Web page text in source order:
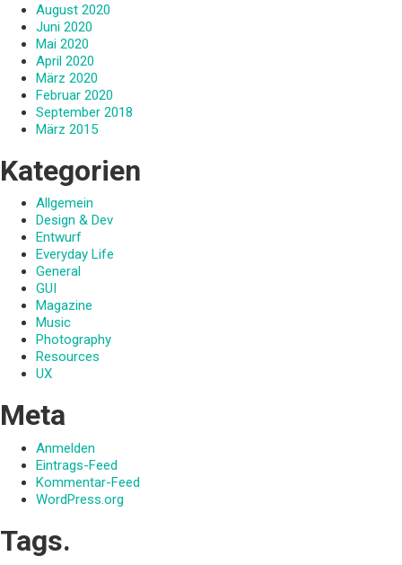
August 2020
Juni 2020
Mai 2020
April 2020
März 2020
Februar 2020
September 2018
März 2015
Kategorien
Allgemein
Design & Dev
Entwurf
Everyday Life
General
GUI
Magazine
Music
Photography
Resources
UX
Meta
Anmelden
Eintrags-Feed
Kommentar-Feed
WordPress.org
Tags.